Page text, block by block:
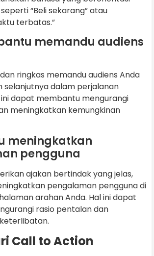
“Beli sekarang” atau
terbatas.”
memandu audiens
ringkas memandu audiens Anda
selanjutnya dalam perjalanan
dapat membantu mengurangi
meningkatkan kemungkinan
meningkatkan
pengguna
ajakan bertindak yang jelas,
pengalaman pengguna di
arahan Anda. Hal ini dapat
rasio pentalan dan
Call to Action